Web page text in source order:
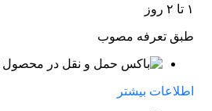
۱ تا ۲ روز
طبق تعرفه مصوب
اطلاعات بیشتر